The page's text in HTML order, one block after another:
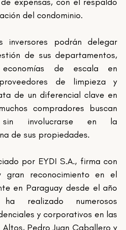
del condominio.
inversores podrán delegar
de sus departamentos,
de escala en
de limpieza y
de un diferencial clave en
compradores buscan
sin involucrarse en la
de sus propiedades.
por EYDI S.A., firma con
gran reconocimiento en el
en Paraguay desde el año
realizado numerosos
y corporativos en las
Pedro Juan Caballero y